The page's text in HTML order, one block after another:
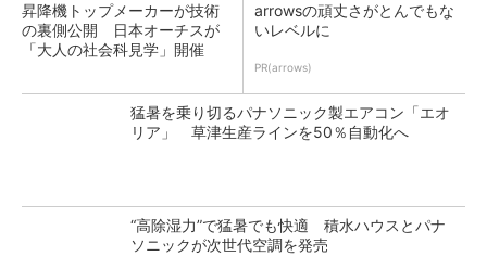
昇降機トップメーカーが技術
の裏側公開 日本オーチスが
「大人の社会科見学」開催
arrowsの頑丈さがとんでもな
いレベルに
PR(arrows)
猛暑を乗り切るパナソニック製エアコン「エオ
リア」 草津生産ラインを50％自動化へ
“高除湿力”で猛暑でも快適 積水ハウスとパナ
ソニックが次世代空調を発売